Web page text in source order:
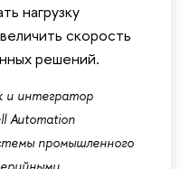
нагрузку
скорость
решений.
и интегратор
Automation
промышленного